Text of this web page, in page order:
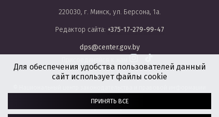
220030, г. Минск, ул. Берсона, 1а.
Редактор сайта: +375-17-279-99-47
dps@center.gov.by
Республики Беларусь, 2008-2026.
Для обеспечения удобства пользователей данный
сайт использует файлы cookie
ПРИНЯТЬ ВСЕ